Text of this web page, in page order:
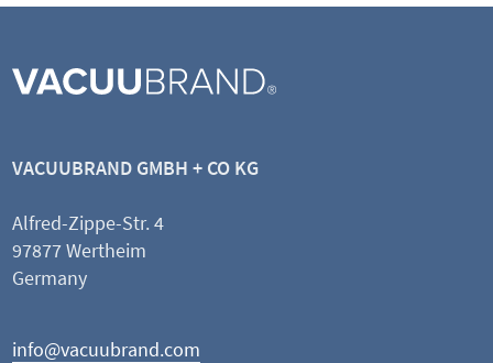
VACUUBRAND GMBH + CO KG
Alfred-Zippe-Str. 4
97877 Wertheim
Germany
info@vacuubrand.com